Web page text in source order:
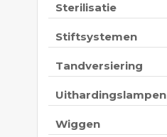
Sterilisatie
Stiftsystemen
Tandversiering
Uithardingslampen
Wiggen